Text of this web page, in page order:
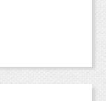
スタジオ
、ご注意く